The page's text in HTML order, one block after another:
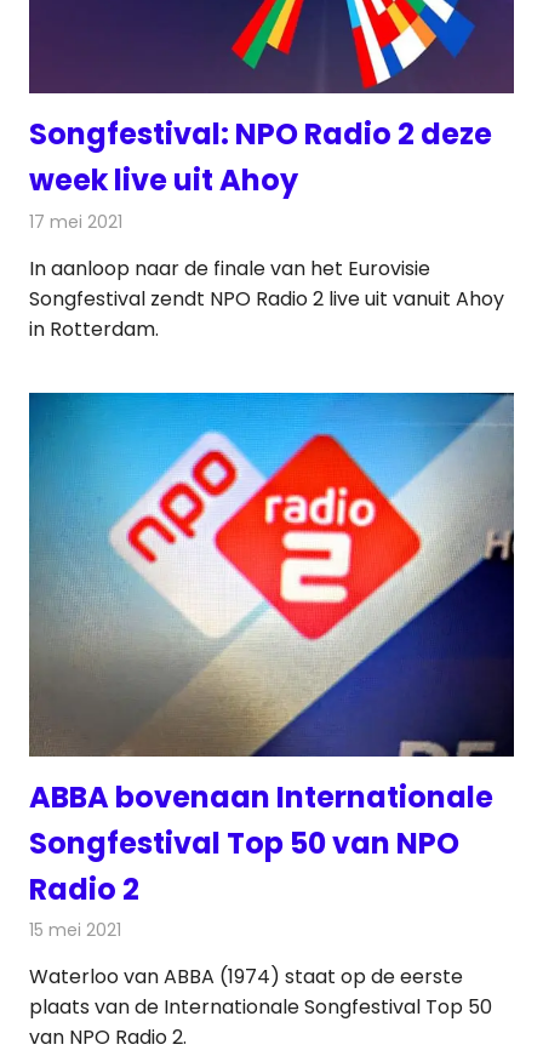
Songfestival: NPO Radio 2 deze
week live uit Ahoy
17 mei 2021
In aanloop naar de finale van het Eurovisie
Songfestival zendt NPO Radio 2 live uit vanuit Ahoy
in Rotterdam.
ABBA bovenaan Internationale
Songfestival Top 50 van NPO
Radio 2
15 mei 2021
Waterloo van ABBA (1974) staat op de eerste
plaats van de Internationale Songfestival Top 50
van NPO Radio 2.